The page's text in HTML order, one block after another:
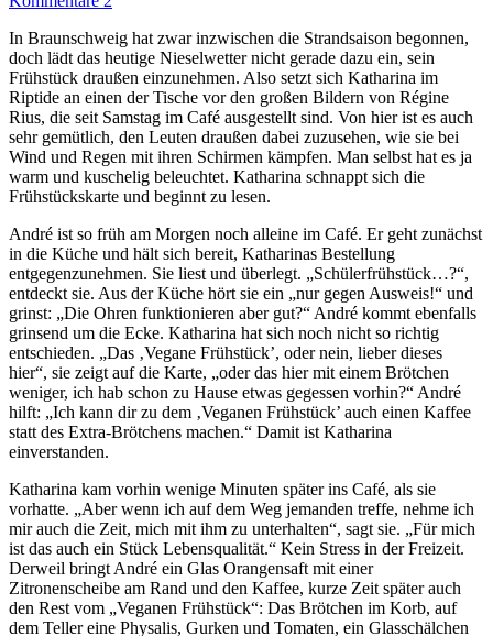
In Braunschweig hat zwar inzwischen die Strandsaison begonnen,
doch lädt das heutige Nieselwetter nicht gerade dazu ein, sein
Frühstück draußen einzunehmen. Also setzt sich Katharina im
Riptide an einen der Tische vor den großen Bildern von Régine
Rius, die seit Samstag im Café ausgestellt sind. Von hier ist es auch
sehr gemütlich, den Leuten draußen dabei zuzusehen, wie sie bei
Wind und Regen mit ihren Schirmen kämpfen. Man selbst hat es ja
warm und kuschelig beleuchtet. Katharina schnappt sich die
Frühstückskarte und beginnt zu lesen.
André ist so früh am Morgen noch alleine im Café. Er geht zunächst
in die Küche und hält sich bereit, Katharinas Bestellung
entgegenzunehmen. Sie liest und überlegt. „Schülerfrühstück…?“,
entdeckt sie. Aus der Küche hört sie ein „nur gegen Ausweis!“ und
grinst: „Die Ohren funktionieren aber gut?“ André kommt ebenfalls
grinsend um die Ecke. Katharina hat sich noch nicht so richtig
entschieden. „Das ‚Vegane Frühstück’, oder nein, lieber dieses
hier“, sie zeigt auf die Karte, „oder das hier mit einem Brötchen
weniger, ich hab schon zu Hause etwas gegessen vorhin?“ André
hilft: „Ich kann dir zu dem ‚Veganen Frühstück’ auch einen Kaffee
statt des Extra-Brötchens machen.“ Damit ist Katharina
einverstanden.
Katharina kam vorhin wenige Minuten später ins Café, als sie
vorhatte. „Aber wenn ich auf dem Weg jemanden treffe, nehme ich
mir auch die Zeit, mich mit ihm zu unterhalten“, sagt sie. „Für mich
ist das auch ein Stück Lebensqualität.“ Kein Stress in der Freizeit.
Derweil bringt André ein Glas Orangensaft mit einer
Zitronenscheibe am Rand und den Kaffee, kurze Zeit später auch
den Rest vom „Veganen Frühstück“: Das Brötchen im Korb, auf
dem Teller eine Physalis, Gurken und Tomaten, ein Glasschälchen